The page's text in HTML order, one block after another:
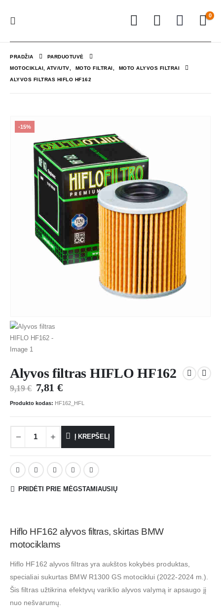
0
PRADŽIA PARDUOTUVĖ
MOTOCIKLAI, ATV/UTV MOTO FILTRAI MOTO ALYVOS FILTRAI
ALYVOS FILTRAS HIFLO HF162
-15%
Alyvos filtras HIFLO HF162
9,19€ 7,81 €
Produkto kodas: HF162_HFL
Į KREPŠELĮ
PRIDĖTI PRIE MĖGSTAMIAUSIŲ
Hiflo HF162 alyvos filtras, skirtas BMW
motociklams
Hiflo HF162 alyvos filtras yra aukštos kokybės produktas,
specialiai sukurtas BMW R1300 GS motociklui (2022-2024 m.).
Šis filtras užtikrina efektyvų variklio alyvos valymą ir apsaugo jį
nuo nešvarumų.